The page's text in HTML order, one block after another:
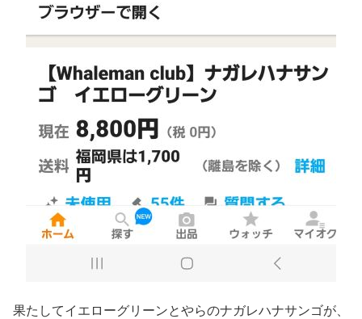
果たしてイエローグリーンとやらのナガレハナサンゴが、